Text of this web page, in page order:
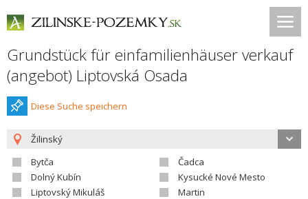
Grundstück für einfamilienhäuser verkauf
(angebot) Liptovská Osada
Diese Suche speichern
Žilinský
Bytča
Čadca
Dolný Kubín
Kysucké Nové Mesto
Liptovský Mikuláš
Martin